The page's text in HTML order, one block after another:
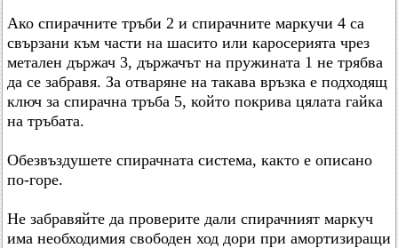
Ако спирачните тръби 2 и спирачните маркучи 4 са
свързани към части на шасито или каросерията чрез
метален държач 3, държачът на пружината 1 не трябва
да се забравя. За отваряне на такава връзка е подходящ
ключ за спирачна тръба 5, който покрива цялата гайка
на тръбата.
Обезвъздушете спирачната система, както е описано
по-горе.
Не забравяйте да проверите дали спирачният маркуч
има необходимия свободен ход дори при амортизиращи